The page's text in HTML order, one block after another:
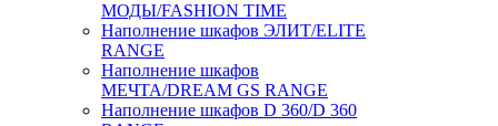
МОДЫ/FASHION TIME
Наполнение шкафов ЭЛИТ/ELITE
RANGE
Наполнение шкафов
МЕЧТА/DREAM GS RANGE
Наполнение шкафов D 360/D 360